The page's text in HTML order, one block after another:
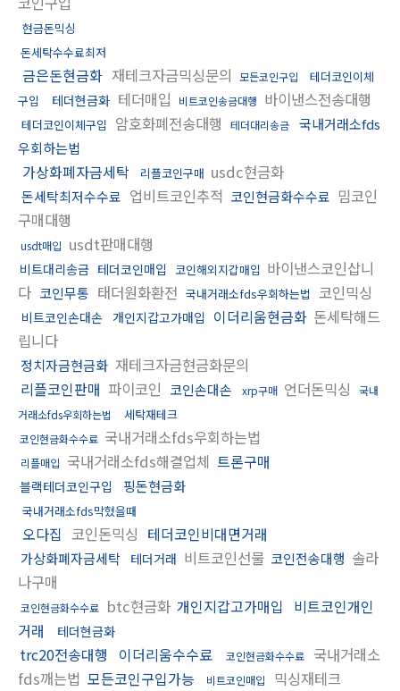
현금돈믹싱
돈세탁수수료최저
금은돈현금화 재테크자금믹싱문의 모든코인구입
테더코인이체
구입
테더현금화 테더매입 비트코인송금대행 바이낸스전송대행
테더코인이체구입 암호화폐전송대행 테더대리송금
국내거래소fds
우회하는법
가상화폐자금세탁 리플코인구매 usdc현금화
돈세탁최저수수료 업비트코인추적 코인현금화수수료 밈코인
구매대행
usdt매입 usdt판매대행
비트대리송금 테더코인매입 코인해외지갑매입 바이낸스코인삽니
다 코인무통 태더원화환전 국내거래소fds우회하는법 코인믹싱
비트코인손대손 개인지갑고가매입 이더리움현금화 돈세탁해드
립니다
정치자금현금화 재테크자금현금화문의
리플코인판매 파이코인 코인손대손 xrp구매 언더돈믹싱
국내
거래소fds우회하는법
세탁재테크
코인현금화수수료 국내거래소fds우회하는법
리플매입 국내거래소fds해결업체 트론구매
블랙테더코인구입 핑돈현금화
국내거래소fds막혔을때
오다집 코인돈믹싱 테더코인비대면거래
가상화폐자금세탁 테더거래 비트코인선물 코인전송대행 솔라
나구매
코인현금화수수료 btc현금화 개인지갑고가매입 비트코인개인
거래
테더현금화
trc20전송대행 이더리움수수료 코인현금화수수료
국내거래소
fds깨는법 모든코인구입가능 비트코인매입 믹싱재테크